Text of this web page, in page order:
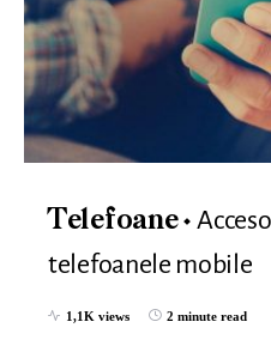
Telefoane
telefoanele mobile
1,1K views 2 minute read